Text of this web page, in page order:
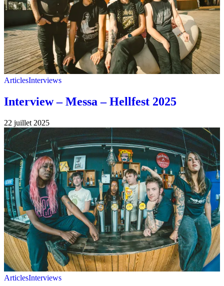
ArticlesInterviews
Interview – Messa – Hellfest 2025
22 juillet 2025
ArticlesInterviews